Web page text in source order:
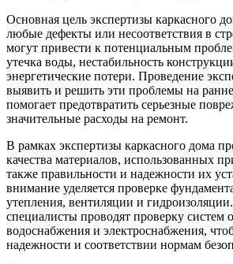
Основная цель экспертизы каркасного
любые дефекты или несоответствия в
могут привести к потенциальным
утечка воды, нестабильность
энергетические потери. Проведение
выявить и решить эти проблемы на
помогает предотвратить серьезные
значительные расходы на ремонт.
В рамках экспертизы каркасного дома
качества материалов, использованных
также правильности и надежности их
внимание уделяется проверке
утепления, вентиляции и
специалисты проводят проверку систем
водоснабжения и электроснабжения,
надежности и соответствии нормам